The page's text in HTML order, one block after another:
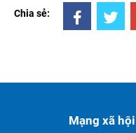
Chia sẻ:
Mạng xã hội